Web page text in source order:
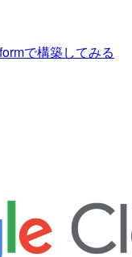
で構築してみる